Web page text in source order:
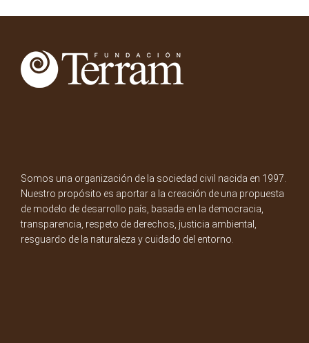
Somos una organización de la sociedad civil nacida en 1997.
Nuestro propósito es aportar a la creación de una propuesta
de modelo de desarrollo país, basada en la democracia,
transparencia, respeto de derechos, justicia ambiental,
resguardo de la naturaleza y cuidado del entorno.